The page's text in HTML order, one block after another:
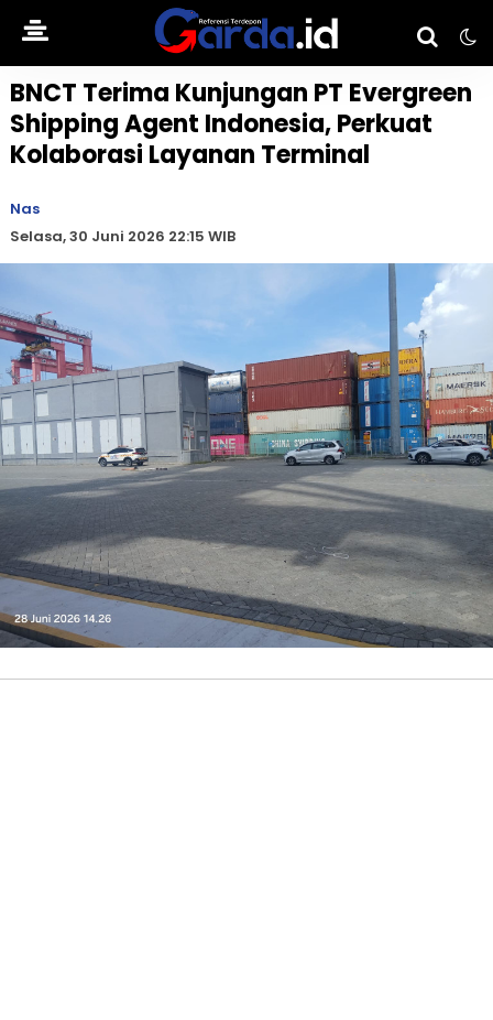
BNCT Terima Kunjungan PT Evergreen
Shipping Agent Indonesia, Perkuat
Kolaborasi Layanan Terminal
Nas
Selasa, 30 Juni 2026 22:15 WIB